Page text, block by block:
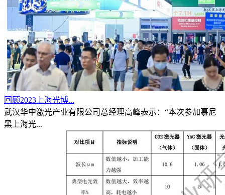
回顾2023上海光博...
武汉华中激光产业有限公司总经理高峰表示：“本次参加慕尼
黑上海光...